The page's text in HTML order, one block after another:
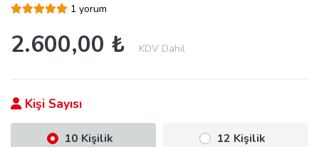
1 yorum
2.600,00 ₺ KDV Dahil
Kişi Sayısı
10 Kişilik 12 Kişilik